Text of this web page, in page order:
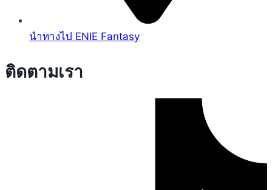
นำทางไป ENIE Fantasy
ติดตามเรา